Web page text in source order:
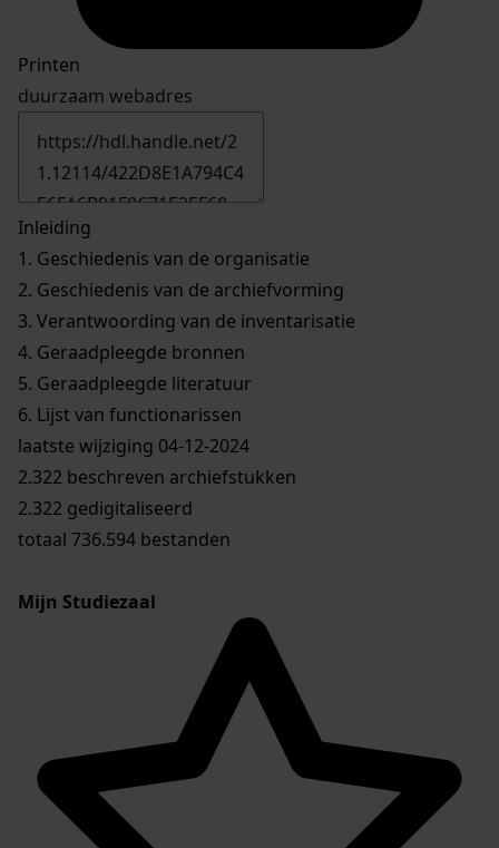
Printen
duurzaam webadres
Inleiding
1. Geschiedenis van de organisatie
2. Geschiedenis van de archiefvorming
3. Verantwoording van de inventarisatie
4. Geraadpleegde bronnen
5. Geraadpleegde literatuur
6. Lijst van functionarissen
laatste wijziging 04-12-2024
2.322 beschreven archiefstukken
2.322 gedigitaliseerd
totaal 736.594 bestanden
Mijn Studiezaal